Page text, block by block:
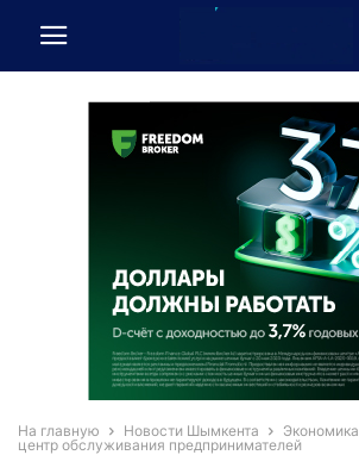
На главную Новости Шымкента Экономика
центр обслуживания предпринимателей